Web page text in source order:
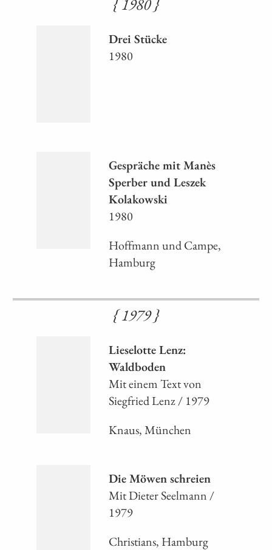
Drei Stücke
1980
Gespräche mit Manès
Sperber und Leszek
Kolakowski
1980
Hoffmann und Campe,
Hamburg
{ 1979 }
Lieselotte Lenz:
Waldboden
Mit einem Text von
Siegfried Lenz / 1979
Knaus, München
Die Möwen schreien
Mit Dieter Seelmann /
1979
Christians, Hamburg